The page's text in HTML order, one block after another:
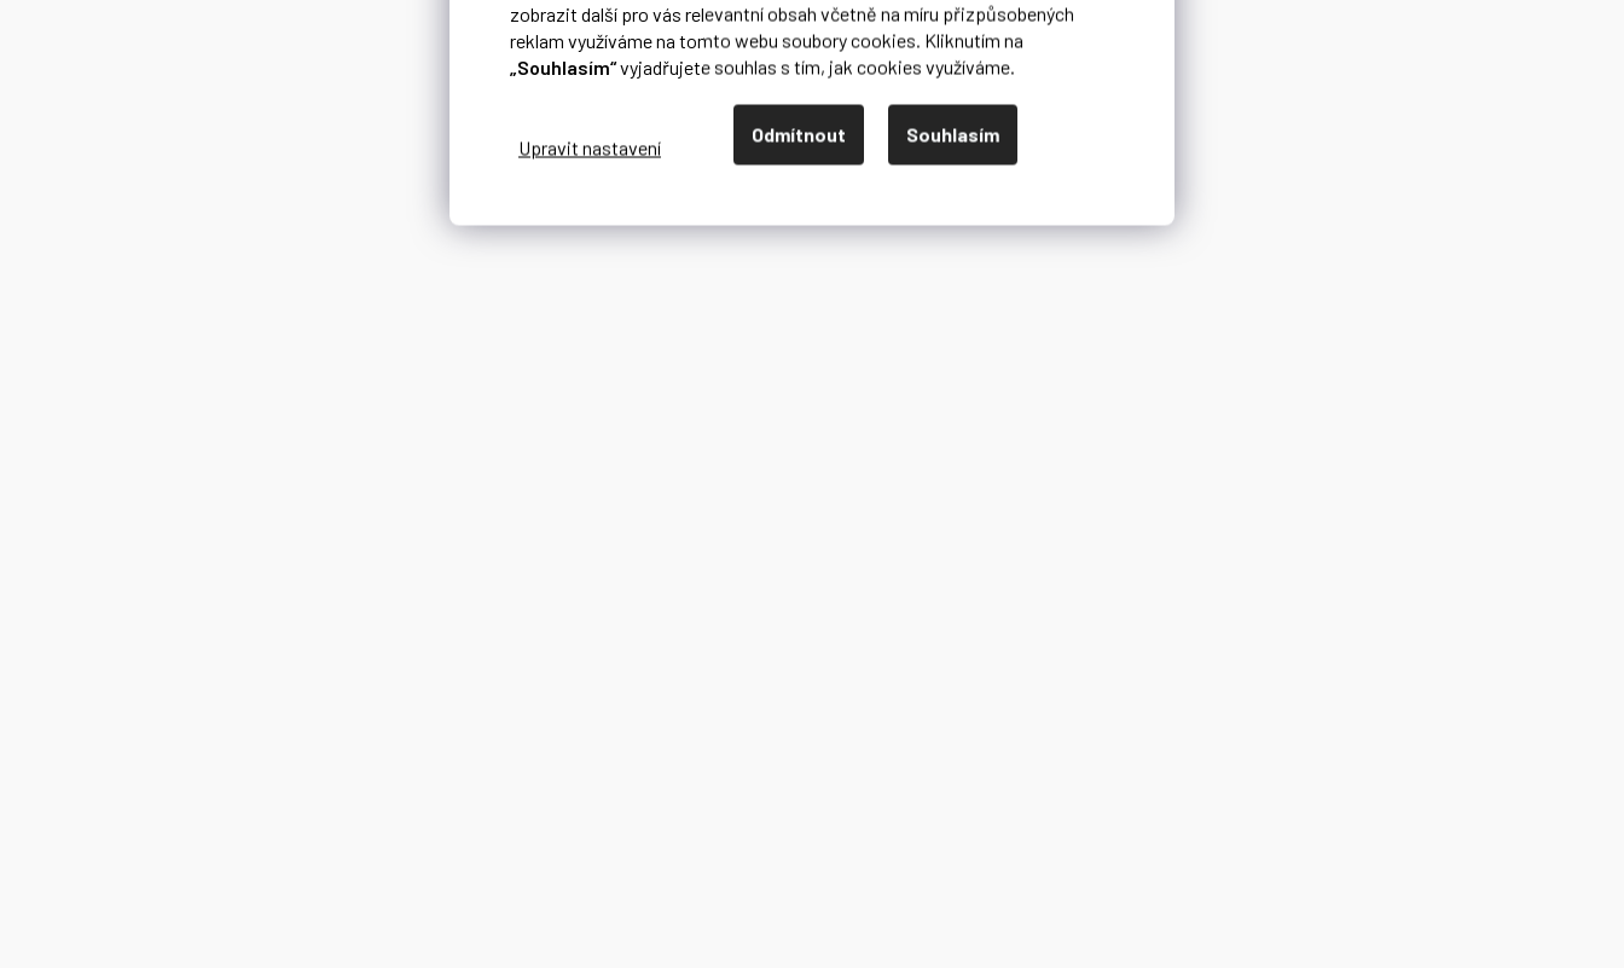
zobrazit další pro vás relevantní obsah včetně na míru přizpůsobených
reklam využíváme na tomto webu soubory cookies. Kliknutím na
„Souhlasím“vyjadřujete souhlas s tím, jak cookies využíváme.
Odmítnout Souhlasím